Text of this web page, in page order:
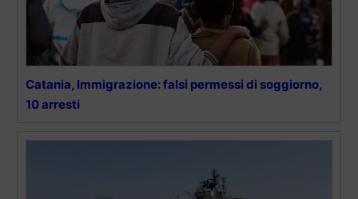
Catania, Immigrazione: falsi permessi di soggiorno,
10 arresti